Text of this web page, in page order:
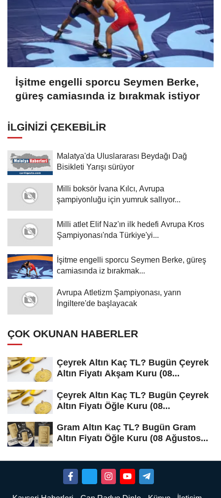
İşitme engelli sporcu Seymen Berke,
güreş camiasında iz bırakmak istiyor
İLGINIZI ÇEKEBILIR
Malatya'da Uluslararası Beydağı Dağ
Bisikleti Yarışı sürüyor
Milli boksör İvana Kılcı, Avrupa
şampiyonluğu için yumruk sallıyor...
Milli atlet Elif Naz'ın ilk hedefi Avrupa Kros
Şampiyonası'nda Türkiye'yi...
İşitme engelli sporcu Seymen Berke, güreş
camiasında iz bırakmak...
Avrupa Atletizm Şampiyonası, yarın
İngiltere'de başlayacak
ÇOK OKUNAN HABERLER
Çeyrek Altın Kaç TL? Bugün Çeyrek
Altın Fiyatı Akşam Kuru (08...
Çeyrek Altın Kaç TL? Bugün Çeyrek
Altın Fiyatı Öğle Kuru (08...
Gram Altın Kaç TL? Bugün Gram
Altın Fiyatı Öğle Kuru (08 Ağustos...